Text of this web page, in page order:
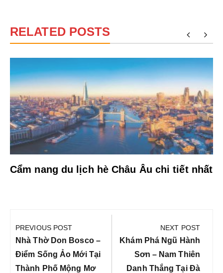
RELATED POSTS
Cẩm nang du lịch hè Châu Âu chi tiết nhất
hướng
bài
viết
PREVIOUS POST
Previous
Post:
Nhà Thờ Don Bosco –
Điểm Sống Ảo Mới Tại
Thành Phố Mộng Mơ
NEXT POST
Next
Post:
Khám Phá Ngũ Hành
Sơn – Nam Thiên
Danh Thắng Tại Đà